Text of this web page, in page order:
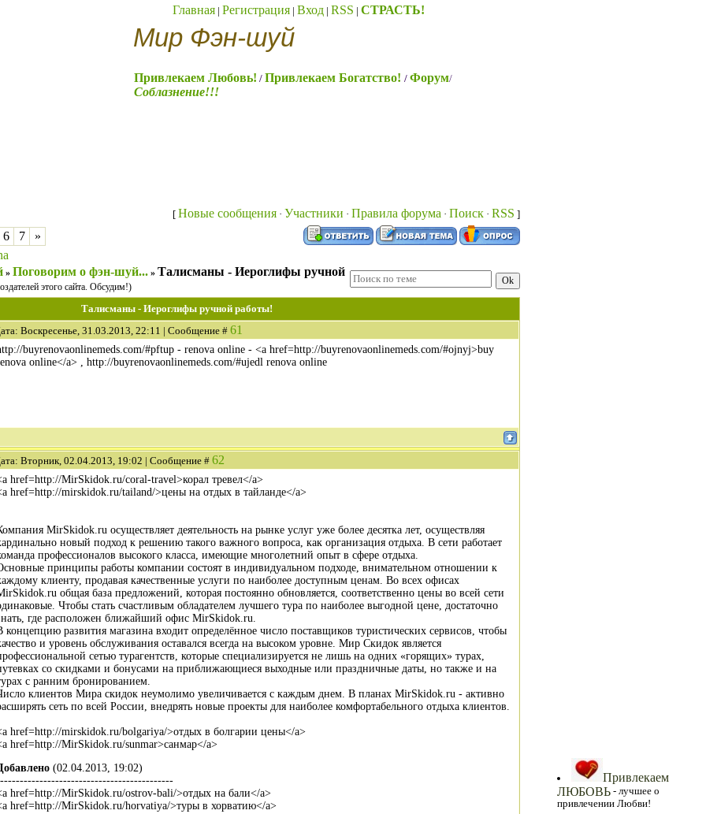
Главная | Регистрация | Вход | RSS | СТРАСТЬ!
Мир Фэн-шуй
Привлекаем Любовь! / Привлекаем Богатство! / Форум/
Соблазнение!!!
[ Новые сообщения · Участники · Правила форума · Поиск · RSS ]
6 7
»
» Поговорим о фэн-шуй... » Талисманы - Иероглифы ручной
этого сайта. Обсудим!)
Талисманы - Иероглифы ручной работы!
Воскресенье, 31.03.2013, 22:11 | Сообщение # 61
buyrenovaonlinemeds.com/#pftup - renova online - <a href=http://buyrenovaonlinemeds.com/#ojnyj>buy
online</a> , http://buyrenovaonlinemeds.com/#ujedl renova online
Вторник, 02.04.2013, 19:02 | Сообщение # 62
href=http://MirSkidok.ru/coral-travel>корал тревел</a>
href=http://mirskidok.ru/tailand/>цены на отдых в тайланде</a>
MirSkidok.ru осуществляет деятельность на рынке услуг уже более десятка лет, осуществляя
новый подход к решению такого важного вопроса, как организация отдыха. В сети работает
профессионалов высокого класса, имеющие многолетний опыт в сфере отдыха.
принципы работы компании состоят в индивидуальном подходе, внимательном отношении к
клиенту, продавая качественные услуги по наиболее доступным ценам. Во всех офисах
общая база предложений, которая постоянно обновляется, соответственно цены во всей сети
Чтобы стать счастливым обладателем лучшего тура по наиболее выгодной цене, достаточно
где расположен ближайший офис MirSkidok.ru.
концепцию развития магазина входит определённое число поставщиков туристических сервисов, чтобы
и уровень обслуживания оставался всегда на высоком уровне. Мир Скидок является
сетью турагентств, которые специализируется не лишь на одних «горящих» турах,
со скидками и бонусами на приближающиеся выходные или праздничные даты, но также и на
с ранним бронированием.
клиентов Мира скидок неумолимо увеличивается с каждым днем. В планах MirSkidok.ru - активно
сеть по всей России, внедрять новые проекты для наиболее комфортабельного отдыха клиентов.
href=http://mirskidok.ru/bolgariya/>отдых в болгарии цены</a>
href=http://MirSkidok.ru/sunmar>санмар</a>
(02.04.2013, 19:02)
href=http://MirSkidok.ru/ostrov-bali/>отдых на бали</a>
href=http://MirSkidok.ru/horvatiya/>туры в хорватию</a>
Привлекаем
ЛЮБОВЬ - лучшее о
привлечении Любви!